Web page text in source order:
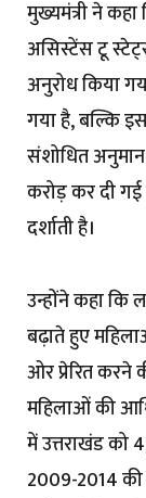
मुख्यमंत्री ने कहा
असिस्टेंस टू
अनुरोध किया
गया है, बल्कि
संशोधित
करोड़ कर दी गई
दर्शाती है।
उन्होंने कहा
बढ़ाते हुए
ओर प्रेरित करने
महिलाओं की
में उत्तराखंड को
2009-2014 की